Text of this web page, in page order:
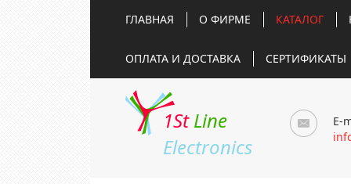
ГЛАВНАЯ О ФИРМЕ КАТАЛОГ
ОПЛАТА И ДОСТАВКА СЕРТИФИКАТЫ
1St Line
Electronics
E-